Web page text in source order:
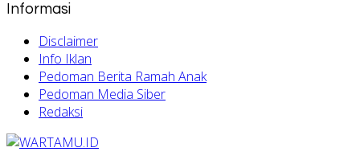
Informasi
Disclaimer
Info Iklan
Pedoman Berita Ramah Anak
Pedoman Media Siber
Redaksi